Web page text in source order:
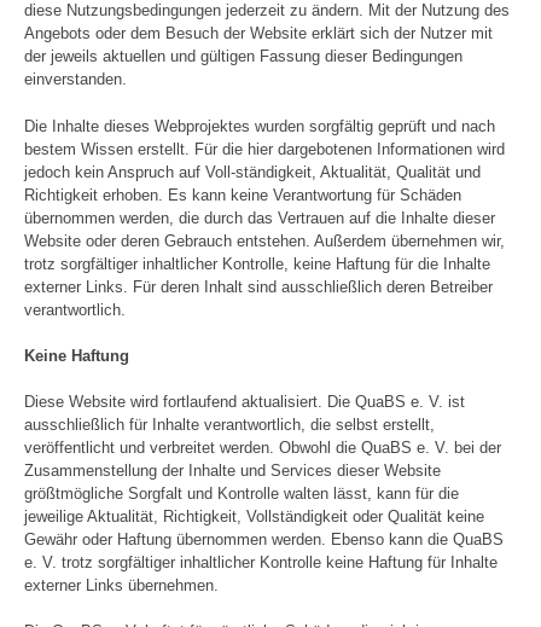
diese Nutzungsbedingungen jederzeit zu ändern. Mit der Nutzung des
Angebots oder dem Besuch der Website erklärt sich der Nutzer mit
der jeweils aktuellen und gültigen Fassung dieser Bedingungen
einverstanden.
Die Inhalte dieses Webprojektes wurden sorgfältig geprüft und nach
bestem Wissen erstellt. Für die hier dargebotenen Informationen wird
jedoch kein Anspruch auf Voll-ständigkeit, Aktualität, Qualität und
Richtigkeit erhoben. Es kann keine Verantwortung für Schäden
übernommen werden, die durch das Vertrauen auf die Inhalte dieser
Website oder deren Gebrauch entstehen. Außerdem übernehmen wir,
trotz sorgfältiger inhaltlicher Kontrolle, keine Haftung für die Inhalte
externer Links. Für deren Inhalt sind ausschließlich deren Betreiber
verantwortlich.
Keine Haftung
Diese Website wird fortlaufend aktualisiert. Die QuaBS e. V. ist
ausschließlich für Inhalte verantwortlich, die selbst erstellt,
veröffentlicht und verbreitet werden. Obwohl die QuaBS e. V. bei der
Zusammenstellung der Inhalte und Services dieser Website
größtmögliche Sorgfalt und Kontrolle walten lässt, kann für die
jeweilige Aktualität, Richtigkeit, Vollständigkeit oder Qualität keine
Gewähr oder Haftung übernommen werden. Ebenso kann die QuaBS
e. V. trotz sorgfältiger inhaltlicher Kontrolle keine Haftung für Inhalte
externer Links übernehmen.